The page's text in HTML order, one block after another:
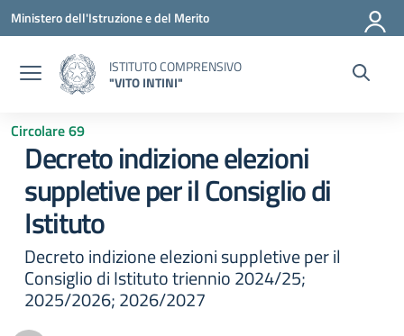
Vai ai contenuti
Vai al menu di navigazione
Vai al footer
Ministero dell'Istruzione e del Merito
ISTITUTO COMPRENSIVO
"VITO INTINI"
Circolare 69
Decreto indizione elezioni
suppletive per il Consiglio di
Istituto
Decreto indizione elezioni suppletive per il
Consiglio di Istituto triennio 2024/25;
2025/2026; 2026/2027